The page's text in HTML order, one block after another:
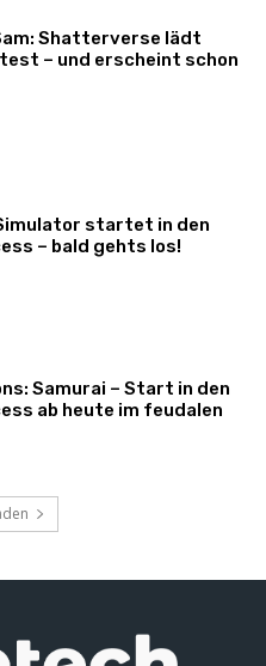
Shatterverse lädt
– und erscheint schon
startet in den
– bald gehts los!
Samurai – Start in den
ab heute im feudalen